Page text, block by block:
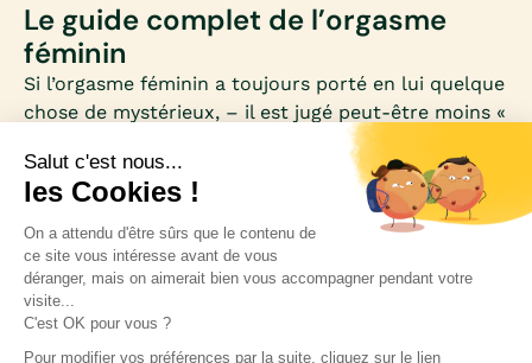
Le guide complet de l’orgasme
féminin
Si l’orgasme féminin a toujours porté en lui quelque
chose de mystérieux, – il est jugé peut-être moins «
mécanique » que l’orgasme masculin – cette idée lui
a aussi valu d’être incompris pendant longtemps ou
mystifié.Or, l’orgasme féminin ne vient peut-être
pas de Saturne ou de Pluton !L’évolution des
mœurs, des sciences, et surtout d’une médecine
moins patriarcale, à la lumière des neurosciences,
nous a permis d’envisager le plaisir féminin et son
Inscrivez-vous à notre newsletter pour rester